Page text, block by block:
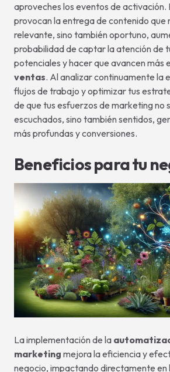
aproveches los eventos de activación.
provocan la entrega de contenido que
relevante, sino también oportuno,
probabilidad de captar la atención de
potenciales y hacer que avancen más
ventas. Al analizar continuamente la
flujos de trabajo y optimizar tus
de que tus esfuerzos de marketing no
escuchados, sino también sentidos,
más profundas y conversiones.
Beneficios para tu
La implementación de la
marketing mejora la eficiencia y
negocio, impactando directamente en